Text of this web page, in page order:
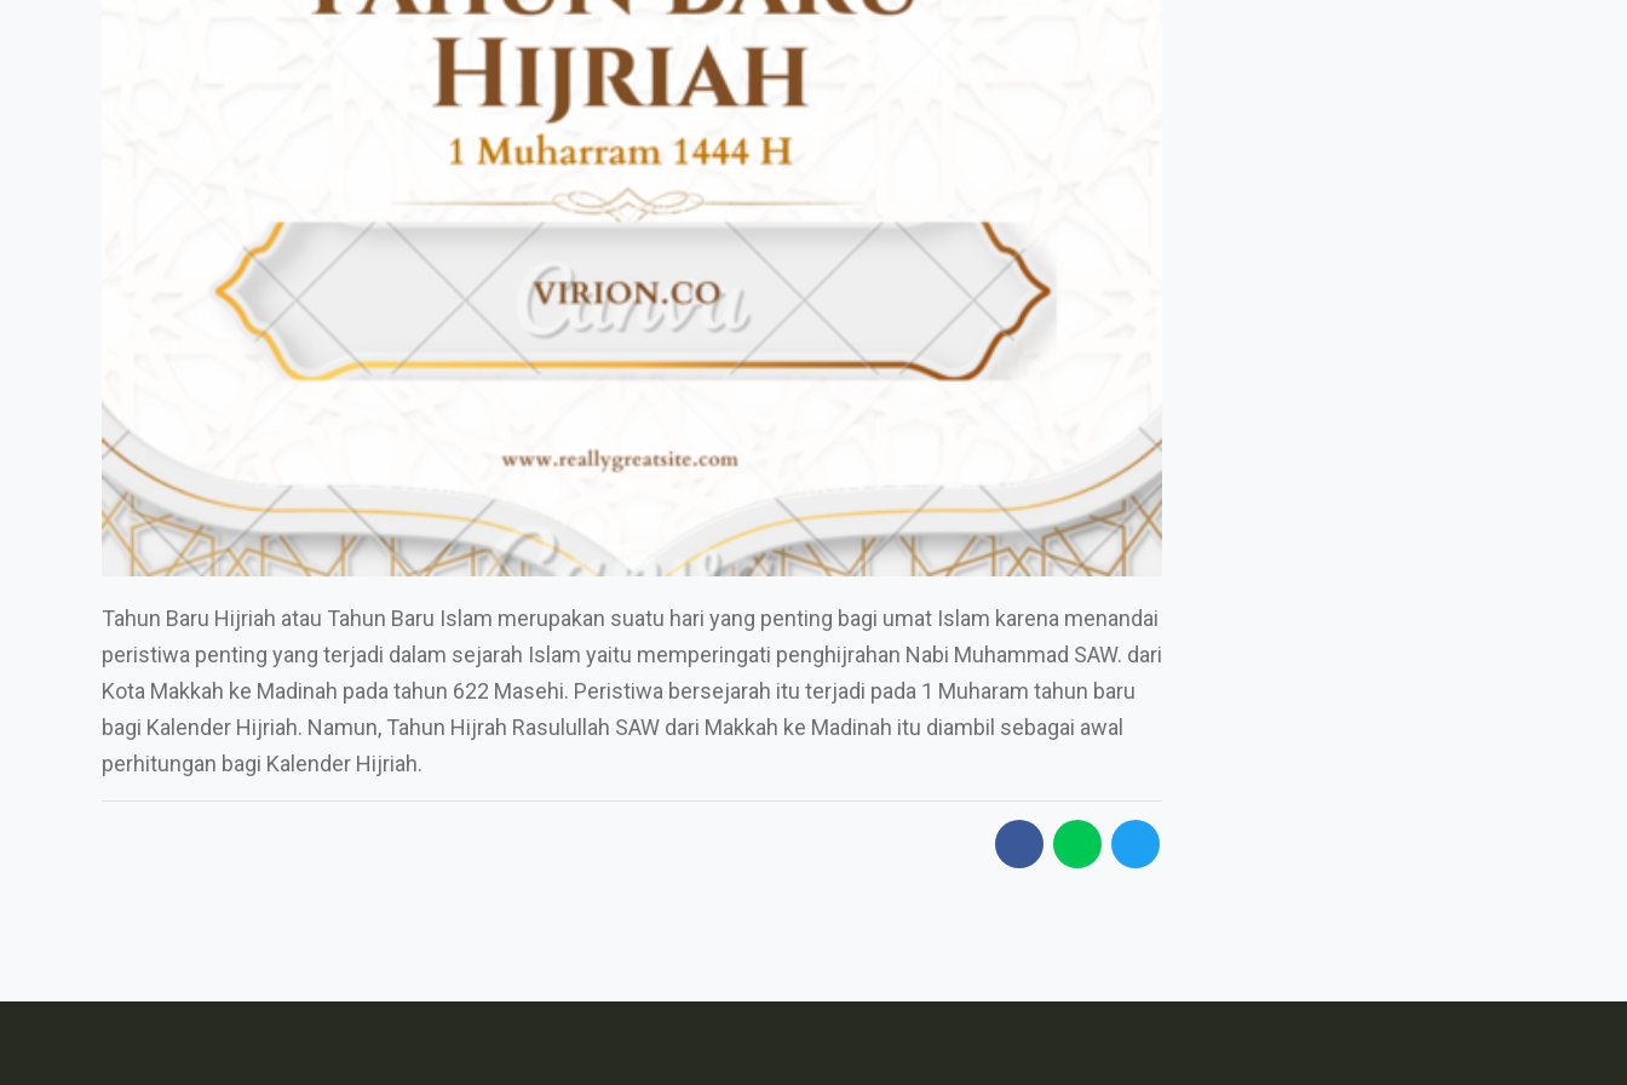
Tahun Baru Hijriah atau Tahun Baru Islam merupakan suatu hari yang penting bagi umat Islam karena menandai
peristiwa penting yang terjadi dalam sejarah Islam yaitu memperingati penghijrahan Nabi Muhammad SAW. dari
Kota Makkah ke Madinah pada tahun 622 Masehi. Peristiwa bersejarah itu terjadi pada 1 Muharam tahun baru
bagi Kalender Hijriah. Namun, Tahun Hijrah Rasulullah SAW dari Makkah ke Madinah itu diambil sebagai awal
perhitungan bagi Kalender Hijriah.